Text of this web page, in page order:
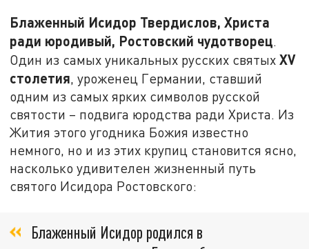
Блаженный Исидор Твердислов, Христа
ради юродивый, Ростовский чудотворец.
Один из самых уникальных русских святыхXV
столетия, уроженец Германии, ставший
одним из самых ярких символов русской
святости – подвига юродства ради Христа. Из
Жития этого угодника Божия известно
немного, но и из этих крупиц становится ясно,
насколько удивителен жизненный путь
святого Исидора Ростовского:
Блаженный Исидор родился в